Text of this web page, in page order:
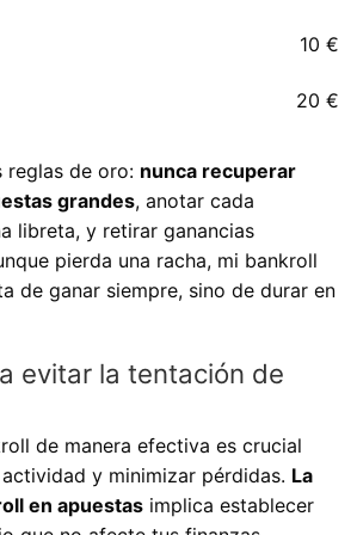
10 €
20 €
reglas de oro: nunca recuperar
grandes, anotar cada
libreta, y retirar ganancias
pierda una racha, mi bankroll
de ganar siempre, sino de durar en
evitar la tentación de
de manera efectiva es crucial
y minimizar pérdidas. La
en apuestas implica establecer